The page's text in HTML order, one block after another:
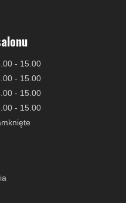
- 15.00
- 15.00
- 15.00
- 15.00